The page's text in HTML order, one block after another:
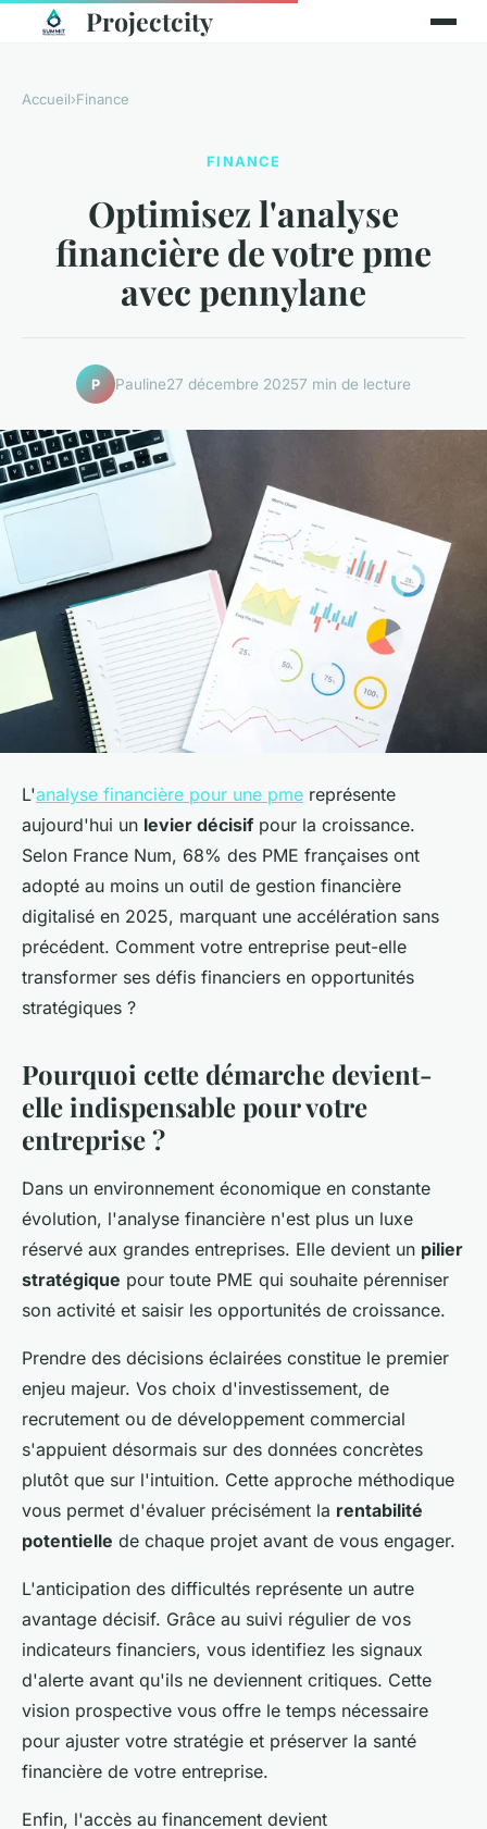
Projectcity
Accueil›Finance
FINANCE
Optimisez l'analyse
financière de votre pme
avec pennylane
P Pauline27 décembre 20257 min de lecture
L'analyse financière pour une pme représente
aujourd'hui un levier décisif pour la croissance.
Selon France Num, 68% des PME françaises ont
adopté au moins un outil de gestion financière
digitalisé en 2025, marquant une accélération sans
précédent. Comment votre entreprise peut-elle
transformer ses défis financiers en opportunités
stratégiques ?
Pourquoi cette démarche devient-
elle indispensable pour votre
entreprise ?
Dans un environnement économique en constante
évolution, l'analyse financière n'est plus un luxe
réservé aux grandes entreprises. Elle devient un pilier
stratégique pour toute PME qui souhaite pérenniser
son activité et saisir les opportunités de croissance.
Prendre des décisions éclairées constitue le premier
enjeu majeur. Vos choix d'investissement, de
recrutement ou de développement commercial
s'appuient désormais sur des données concrètes
plutôt que sur l'intuition. Cette approche méthodique
vous permet d'évaluer précisément la rentabilité
potentielle de chaque projet avant de vous engager.
L'anticipation des difficultés représente un autre
avantage décisif. Grâce au suivi régulier de vos
indicateurs financiers, vous identifiez les signaux
d'alerte avant qu'ils ne deviennent critiques. Cette
vision prospective vous offre le temps nécessaire
pour ajuster votre stratégie et préserver la santé
financière de votre entreprise.
Enfin, l'accès au financement devient